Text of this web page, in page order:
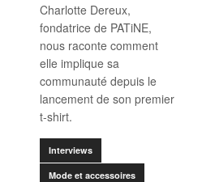
Charlotte Dereux,
fondatrice de PATiNE,
nous raconte comment
elle implique sa
communauté depuis le
lancement de son premier
t-shirt.
Interviews
Mode et accessoires